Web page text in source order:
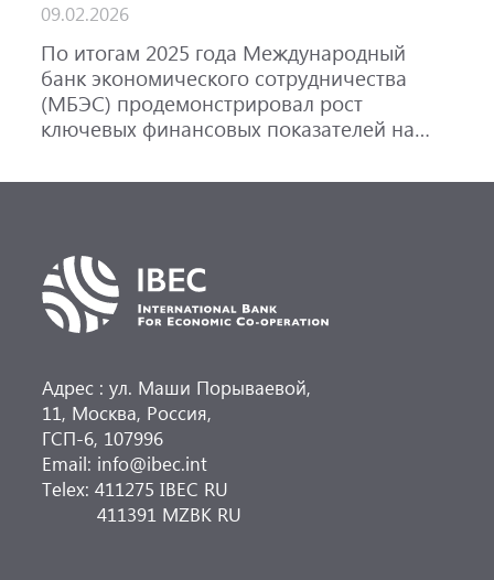
09.02.2026
По итогам 2025 года Международный
банк экономического сотрудничества
(МБЭС) продемонстрировал рост
ключевых финансовых показателей на
направлений деятельности.
Адрес : ул. Маши Порываевой,
11, Москва, Россия,
ГСП-6, 107996
Email: info@ibec.int
Telex: 411275 IBEC RU
411391 MZBK RU